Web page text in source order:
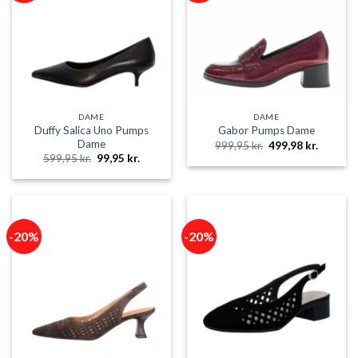
DAME
Duffy Salica Uno Pumps
Dame
599,95kr. Den
oprindelige
pris
99,95 kr.
pris
99,95 kr..
DAME
Gabor Pumps Dame
999,95kr. Den
oprindelige
pris
499,98 kr.
pris
-20% -20%